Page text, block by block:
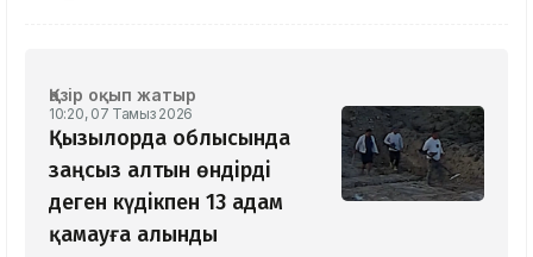
Қазір оқып жатыр
10:20, 07 Тамыз 2026
Қызылорда облысында
заңсыз алтын өндірді
деген күдікпен 13 адам
қамауға алынды